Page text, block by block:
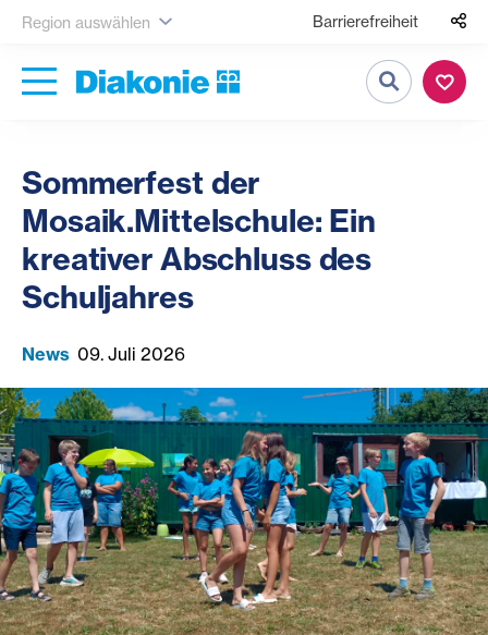
Region auswählen Barrierefreiheit
Suche
Sommerfest der
Mosaik.Mittelschule: Ein
kreativer Abschluss des
Schuljahres
News 09. Juli 2026